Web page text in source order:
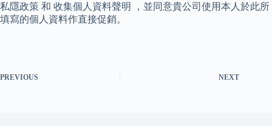
私隱政策 和 收集個人資料聲明 ，並同意貴公司使用本人於此所
填寫的個人資料作直接促銷。
PREVIOUS NEXT